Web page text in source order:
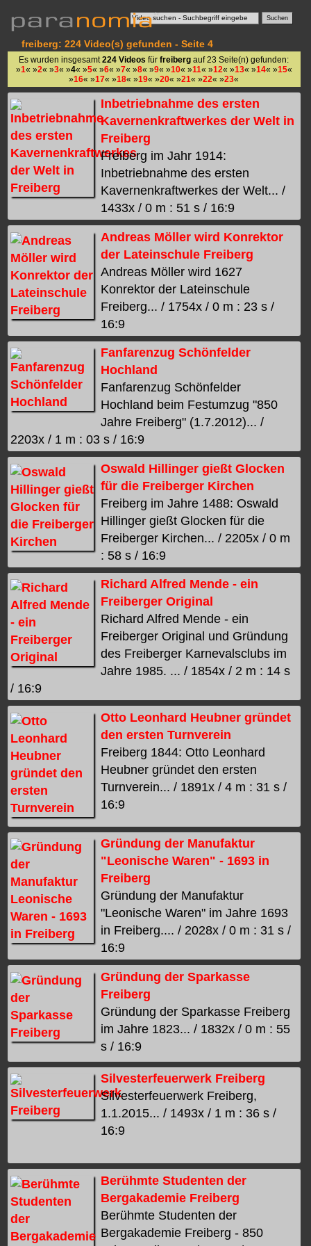
freiberg: 224 Video(s) gefunden - Seite 4
Es wurden insgesamt224 Videos fürfreiberg auf 23 Seite(n) gefunden:
»1« »2« »3« »4« »5« »6« »7« »8« »9« »10« »11« »12« »13« »14« »15«
»16« »17« »18« »19« »20« »21« »22« »23«
Inbetriebnahme des ersten
Kavernenkraftwerkes der Welt in
Freiberg
Freiberg im Jahr 1914:
Inbetriebnahme des ersten
Kavernenkraftwerkes der Welt... /
1433x / 0 m : 51 s / 16:9
Andreas Möller wird Konrektor
der Lateinschule Freiberg
Andreas Möller wird 1627
Konrektor der Lateinschule
Freiberg... / 1754x / 0 m : 23 s /
16:9
Fanfarenzug Schönfelder
Hochland
Fanfarenzug Schönfelder
Hochland beim Festumzug "850
Jahre Freiberg" (1.7.2012)... /
2203x / 1 m : 03 s / 16:9
Oswald Hillinger gießt Glocken
für die Freiberger Kirchen
Freiberg im Jahre 1488: Oswald
Hillinger gießt Glocken für die
Freiberger Kirchen... / 2205x / 0 m
: 58 s / 16:9
Richard Alfred Mende - ein
Freiberger Original
Richard Alfred Mende - ein
Freiberger Original und Gründung
des Freiberger Karnevalsclubs im
Jahre 1985. ... / 1854x / 2 m : 14 s
/ 16:9
Otto Leonhard Heubner gründet
den ersten Turnverein
Freiberg 1844: Otto Leonhard
Heubner gründet den ersten
Turnverein... / 1891x / 4 m : 31 s /
16:9
Gründung der Manufaktur
"Leonische Waren" - 1693 in
Freiberg
Gründung der Manufaktur
"Leonische Waren" im Jahre 1693
in Freiberg.... / 2028x / 0 m : 31 s /
16:9
Gründung der Sparkasse
Freiberg
Gründung der Sparkasse Freiberg
im Jahre 1823... / 1832x / 0 m : 55
s / 16:9
Silvesterfeuerwerk Freiberg
Silvesterfeuerwerk Freiberg,
1.1.2015... / 1493x / 1 m : 36 s /
16:9
Berühmte Studenten der
Bergakademie Freiberg
Berühmte Studenten der
Bergakademie Freiberg - 850